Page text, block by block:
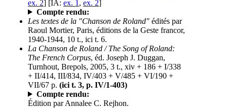
ex. 2] [IA: ex. 1 , ex. 2]
Compte rendu:
Les textes de la "Chanson de Roland" édités par
Raoul Mortier, Paris, éditions de la Geste francor,
1940-1944, 10 t., ici t. 6.
La Chanson de Roland / The Song of Roland:
The French Corpus, éd. Joseph J. Duggan,
Turnhout, Brepols, 2005, 3 t., xiv + 186 + I/338
+ II/414, III/834, IV/403 + V/485 + VI/190 +
VII/67 p. (ici t. 3, p. IV/1-403)
Compte rendu:
Édition par Annalee C. Rejhon.